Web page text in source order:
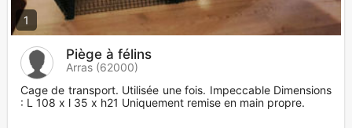
1
Piège à félins
Arras (62000)
Cage de transport. Utilisée une fois. Impeccable Dimensions
: L 108 x l 35 x h21 Uniquement remise en main propre.